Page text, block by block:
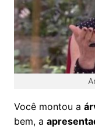
Você montou a
bem, a